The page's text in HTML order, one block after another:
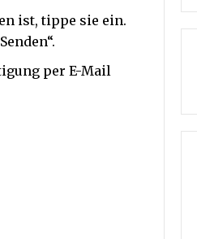
ist, tippe sie ein.
per E-Mail